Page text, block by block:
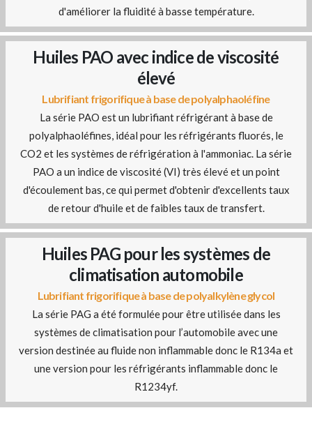
d'améliorer la fluidité à basse température.
Huiles PAO avec indice de viscosité
élevé
Lubrifiant frigorifique à base de polyalphaoléfine
La série PAO est un lubrifiant réfrigérant à base de
polyalphaoléfines, idéal pour les réfrigérants fluorés, le
CO2 et les systèmes de réfrigération à l'ammoniac. La série
PAO a un indice de viscosité (VI) très élevé et un point
d'écoulement bas, ce qui permet d'obtenir d'excellents taux
de retour d'huile et de faibles taux de transfert.
Huiles PAG pour les systèmes de
climatisation automobile
Lubrifiant frigorifique à base de polyalkylène glycol
La série PAG a été formulée pour être utilisée dans les
systèmes de climatisation pour l’automobile avec une
version destinée au fluide non inflammable donc le R134a et
une version pour les réfrigérants inflammable donc le
R1234yf.